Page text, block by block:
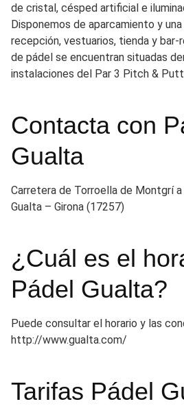
de cristal, césped artificial e
Disponemos de aparcamiento y
recepción, vestuarios, tienda y
de pádel se encuentran situadas
instalaciones del Par 3 Pitch & Putt
Contacta con
Gualta
Carretera de Torroella de Montgrí a
Gualta – Girona (17257)
¿Cuál es el
Pádel Gualta?
Puede consultar el horario y las
http://www.gualta.com/
Tarifas Pádel